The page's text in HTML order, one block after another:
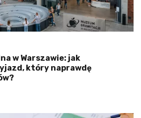
w Warszawie: jak
który naprawdę